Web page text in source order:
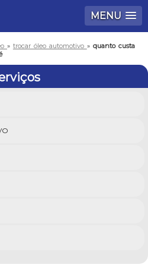
MENU
» trocar óleo automotivo » quanto custa